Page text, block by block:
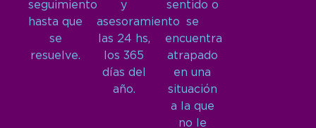
seguimiento
hasta que
se
resuelve.
y
asesoramiento
las 24 hs,
los 365
días del
año.
sentido o
se
encuentra
atrapado
en una
situación
a la que
no le